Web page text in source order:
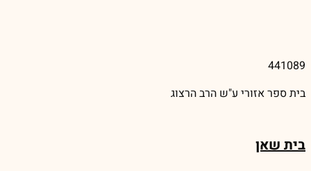
441089
בית ספר אזורי ע"ש הרב הרצוג
בית שאן